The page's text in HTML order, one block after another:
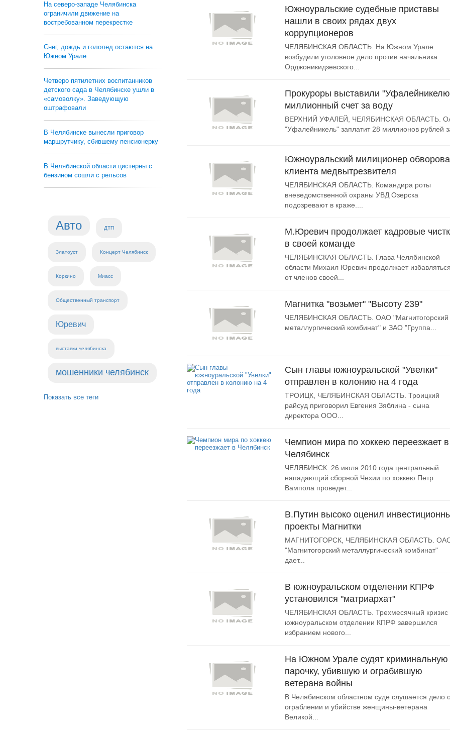
На северо-западе Челябинска
ограничили движение на
востребованном перекрестке
Снег, дождь и гололед остаются на
Южном Урале
Четверо пятилетних воспитанников
детского сада в Челябинске ушли в
«самоволку». Заведующую
оштрафовали
В Челябинске вынесли приговор
маршрутчику, сбившему пенсионерку
В Челябинской области цистерны с
бензином сошли с рельсов
Авто ДТП
Златоуст Концерт Челябинск
Коркино Миасс
Общественный транспорт
Юревич
выставки челябинска
мошенники челябинск
Показать все теги
Южноуральские судебные приставы
нашли в своих рядах двух
коррупционеров
ЧЕЛЯБИНСКАЯ ОБЛАСТЬ. На Южном Урале
возбудили уголовное дело против начальника
Орджоникидзевского...
Прокуроры выставили
миллионный счет за воду
ВЕРХНИЙ УФАЛЕЙ, ЧЕЛЯБИНСКАЯ ОБЛАСТЬ.
"Уфалейникель" заплатит 28 миллионов рублей
Южноуральский милиционер
клиента медвытрезвителя
ЧЕЛЯБИНСКАЯ ОБЛАСТЬ. Командира роты
вневедомственной охраны УВД Озерска
подозревают в краже....
М.Юревич продолжает кадровые
в своей команде
ЧЕЛЯБИНСКАЯ ОБЛАСТЬ. Глава Челябинской
области Михаил Юревич продолжает
от членов своей...
Магнитка "возьмет" "Высоту 239"
ЧЕЛЯБИНСКАЯ ОБЛАСТЬ. ОАО "Магнитогорский
металлургический комбинат" и ЗАО "Группа...
Сын главы южноуральской "Увелки"
отправлен в колонию на 4 года
ТРОИЦК, ЧЕЛЯБИНСКАЯ ОБЛАСТЬ. Троицкий
райсуд приговорил Евгения Зяблина - сына
директора ООО...
Чемпион мира по хоккею переезжает в
Челябинск
ЧЕЛЯБИНСК. 26 июля 2010 года центральный
нападающий сборной Чехии по хоккею Петр
Вампола проведет...
В.Путин высоко оценил
проекты Магнитки
МАГНИТОГОРСК, ЧЕЛЯБИНСКАЯ ОБЛАСТЬ.
"Магнитогорский металлургический комбинат"
дает...
В южноуральском отделении КПРФ
установился "матриархат"
ЧЕЛЯБИНСКАЯ ОБЛАСТЬ. Трехмесячный кризис
южноуральском отделении КПРФ завершился
избранием нового...
На Южном Урале судят криминальную
парочку, убившую и ограбившую
ветерана войны
В Челябинском областном суде слушается дело
ограблении и убийстве женщины-ветерана
Великой...